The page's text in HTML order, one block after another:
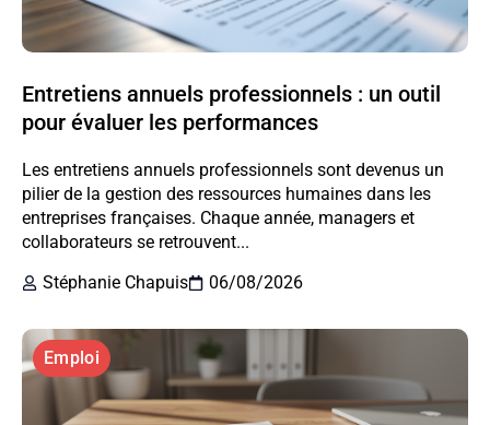
Entretiens annuels professionnels : un outil
pour évaluer les performances
Les entretiens annuels professionnels sont devenus un
pilier de la gestion des ressources humaines dans les
entreprises françaises. Chaque année, managers et
collaborateurs se retrouvent...
Stéphanie Chapuis
06/08/2026
Emploi